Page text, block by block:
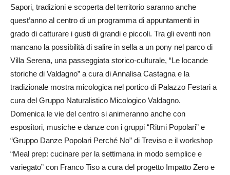
Sapori, tradizioni e scoperta del territorio saranno anche
quest’anno al centro di un programma di appuntamenti in
grado di catturare i gusti di grandi e piccoli. Tra gli eventi non
mancano la possibilità di salire in sella a un pony nel parco di
Villa Serena, una passeggiata storico-culturale, “Le locande
storiche di Valdagno” a cura di Annalisa Castagna e la
tradizionale mostra micologica nel portico di Palazzo Festari a
cura del Gruppo Naturalistico Micologico Valdagno.
Domenica le vie del centro si animeranno anche con
espositori, musiche e danze con i gruppi “Ritmi Popolari” e
“Gruppo Danze Popolari Perché No” di Treviso e il workshop
“Meal prep: cucinare per la settimana in modo semplice e
variegato” con Franco Tiso a cura del progetto Impatto Zero e